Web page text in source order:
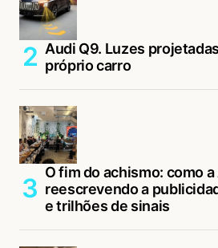
Audi Q9. Luzes
próprio carro
O fim do achismo: como
reescrevendo a
e trilhões de sinais